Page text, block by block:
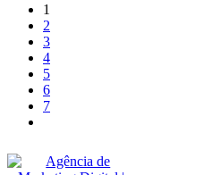
1
2
3
4
5
6
7